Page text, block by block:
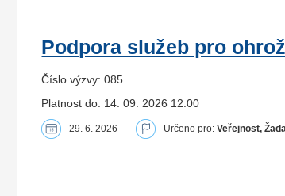
Podpora služeb pro
Číslo výzvy: 085
Platnost do: 14. 09. 2026 12:00
29. 6. 2026 Určeno pro:Veřejnost,